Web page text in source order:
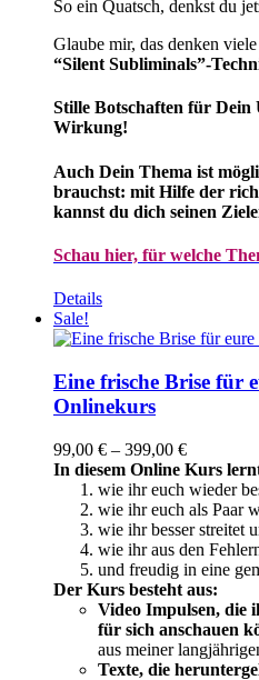
So ein Quatsch, denkst du
Glaube mir, das denken
“Silent Subliminals”-
Stille Botschaften für Dein
Wirkung!
Auch Dein Thema ist
brauchst: mit Hilfe der
kannst du dich seinen
Schau hier, für welche
Details
Sale!
Eine frische Brise für
Onlinekurs
99,00 € – 399,00 €
99,00 €
bis
399,00 €
In diesem Online Kurs
wie ihr euch wieder
wie ihr euch als Paar
wie ihr besser streitet
wie ihr aus den
und freudig in eine
Der Kurs besteht aus:
Video Impulsen, die
für sich anschauen
aus meiner
Texte, die